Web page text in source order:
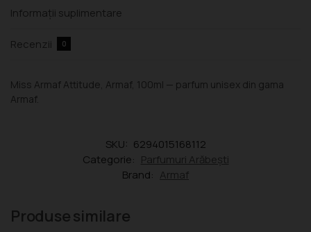
Informații suplimentare
Recenzii 0
Miss Armaf Attitude, Armaf, 100ml — parfum unisex din gama
Armaf.
SKU: 6294015168112
Categorie: Parfumuri Arăbești
Brand: Armaf
Produse similare